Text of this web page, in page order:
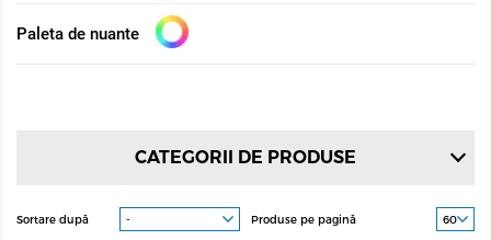
Paleta de nuante
CATEGORII DE PRODUSE
Sortare după Produse pe pagină